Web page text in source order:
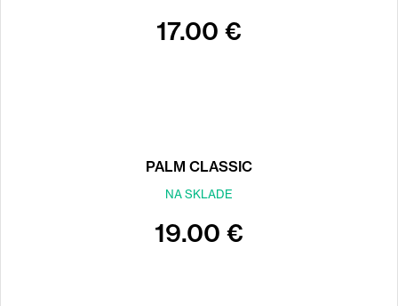
17.00 €
PALM CLASSIC
NA SKLADE
19.00 €